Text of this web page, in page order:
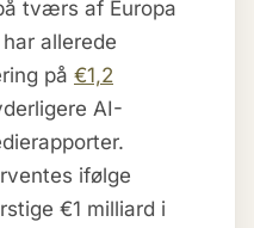
tværs af Europa
allerede
på €1,2
AI-
ifølge
€1 milliard i